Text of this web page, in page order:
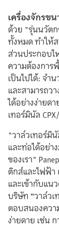
เครื่องจักรข
ด้วย "รุ่นนวัตก
ทั้งหมด ทำให้
ส่วนประกอบไ
ความต้องการ
เป็นไปได้: จำ
และสามารถว
ได้อย่างง่ายด
เทอร์มินัล
"วาล์วเทอร์มิ
และท่อได้อย่า
ของเรา"
ติกส์และไฟฟ้า
และเข้ากับแน
บริษัท “วาล์ว
ตอบสนองควา
ง่ายดาย เช่น